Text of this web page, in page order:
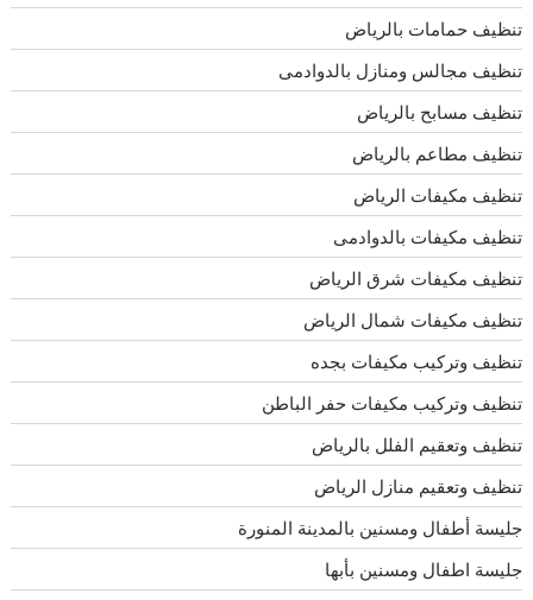
تنظيف حمامات بالرياض
تنظيف مجالس ومنازل بالدوادمى
تنظيف مسابح بالرياض
تنظيف مطاعم بالرياض
تنظيف مكيفات الرياض
تنظيف مكيفات بالدوادمى
تنظيف مكيفات شرق الرياض
تنظيف مكيفات شمال الرياض
تنظيف وتركيب مكيفات بجده
تنظيف وتركيب مكيفات حفر الباطن
تنظيف وتعقيم الفلل بالرياض
تنظيف وتعقيم منازل الرياض
جليسة أطفال ومسنين بالمدينة المنورة
جليسة اطفال ومسنين بأبها